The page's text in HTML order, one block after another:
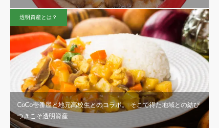
透明資産とは？
CoCo壱番屋と地元高校生とのコラボ。 そこで得た地域との結び
つきこそ透明資産